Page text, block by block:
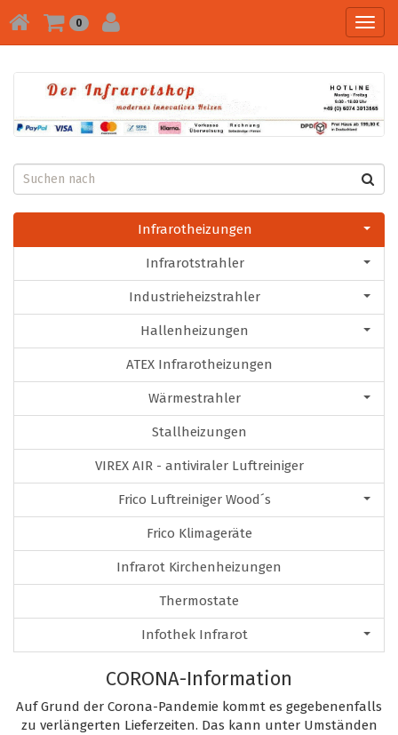
0
Infrarotheizungen
Infrarotstrahler
Industrieheizstrahler
Hallenheizungen
ATEX Infrarotheizungen
Wärmestrahler
Stallheizungen
VIREX AIR - antiviraler Luftreiniger
Frico Luftreiniger Wood´s
Frico Klimageräte
Infrarot Kirchenheizungen
Thermostate
Infothek Infrarot
CORONA-Information
Auf Grund der Corona-Pandemie kommt es gegebenenfalls
zu verlängerten Lieferzeiten. Das kann unter Umständen